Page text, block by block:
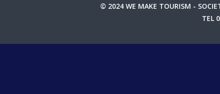
© 2024 WE MAKE TOURISM -
TEL